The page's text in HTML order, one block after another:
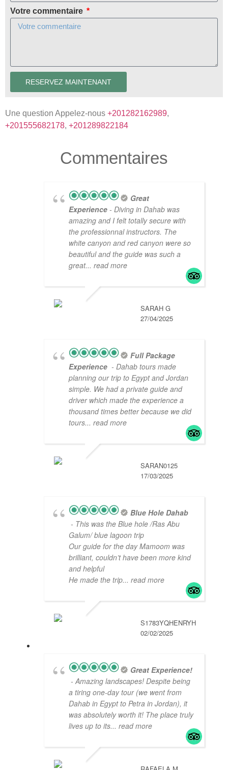
Votre commentaire
RESERVEZ MAINTENANT
Une question Appelez-nous +201282162989,
+201555682178, +201289822184
Commentaires
Great
Experience - Diving in Dahab was
amazing and I felt totally secure with
the professionnal instructors. The
white canyon and red canyon were so
beautiful and the guide was such a
great... read more
SARAH G
27/04/2025
Full Package
Experience - Dahab tours made
planning our trip to Egypt and Jordan
simple. We had a private guide and
driver which made the experience a
thousand times better because we did
tours... read more
SARAN0125
17/03/2025
Blue Hole Dahab
- This was the Blue hole /Ras Abu
Galum/ blue lagoon trip
Our guide for the day Mamoom was
brilliant, couldn’t have been more kind
and helpful
He made the trip... read more
S1783YQHENRYH
02/02/2025
Great Experience!
- Amazing landscapes! Despite being
a tiring one-day tour (we went from
Dahab in Egypt to Petra in Jordan), it
was absolutely worth it! The place truly
lives up to its... read more